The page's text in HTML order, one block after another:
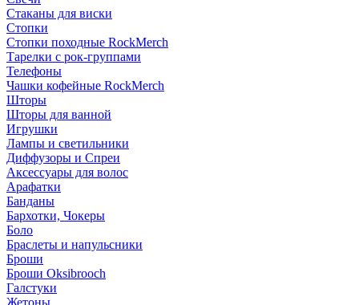
Стаканы для виски
Стопки
Стопки походные RockMerch
Тарелки с рок-группами
Телефоны
Чашки кофейные RockMerch
Шторы
Шторы для ванной
Игрушки
Лампы и светильники
Диффузоры и Спреи
Аксессуары для волос
Арафатки
Банданы
Бархотки, Чокеры
Боло
Браслеты и напульсники
Броши
Броши Oksibrooch
Галстуки
Жетоны